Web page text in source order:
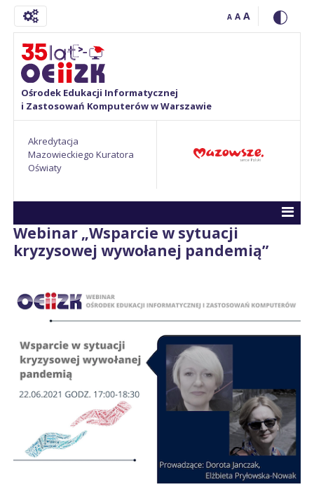
A A A
Ośrodek Edukacji Informatycznej
i Zastosowań Komputerów w Warszawie
Akredytacja
Mazowieckiego Kuratora
Oświaty
Webinar „Wsparcie w sytuacji
kryzysowej wywołanej pandemią”